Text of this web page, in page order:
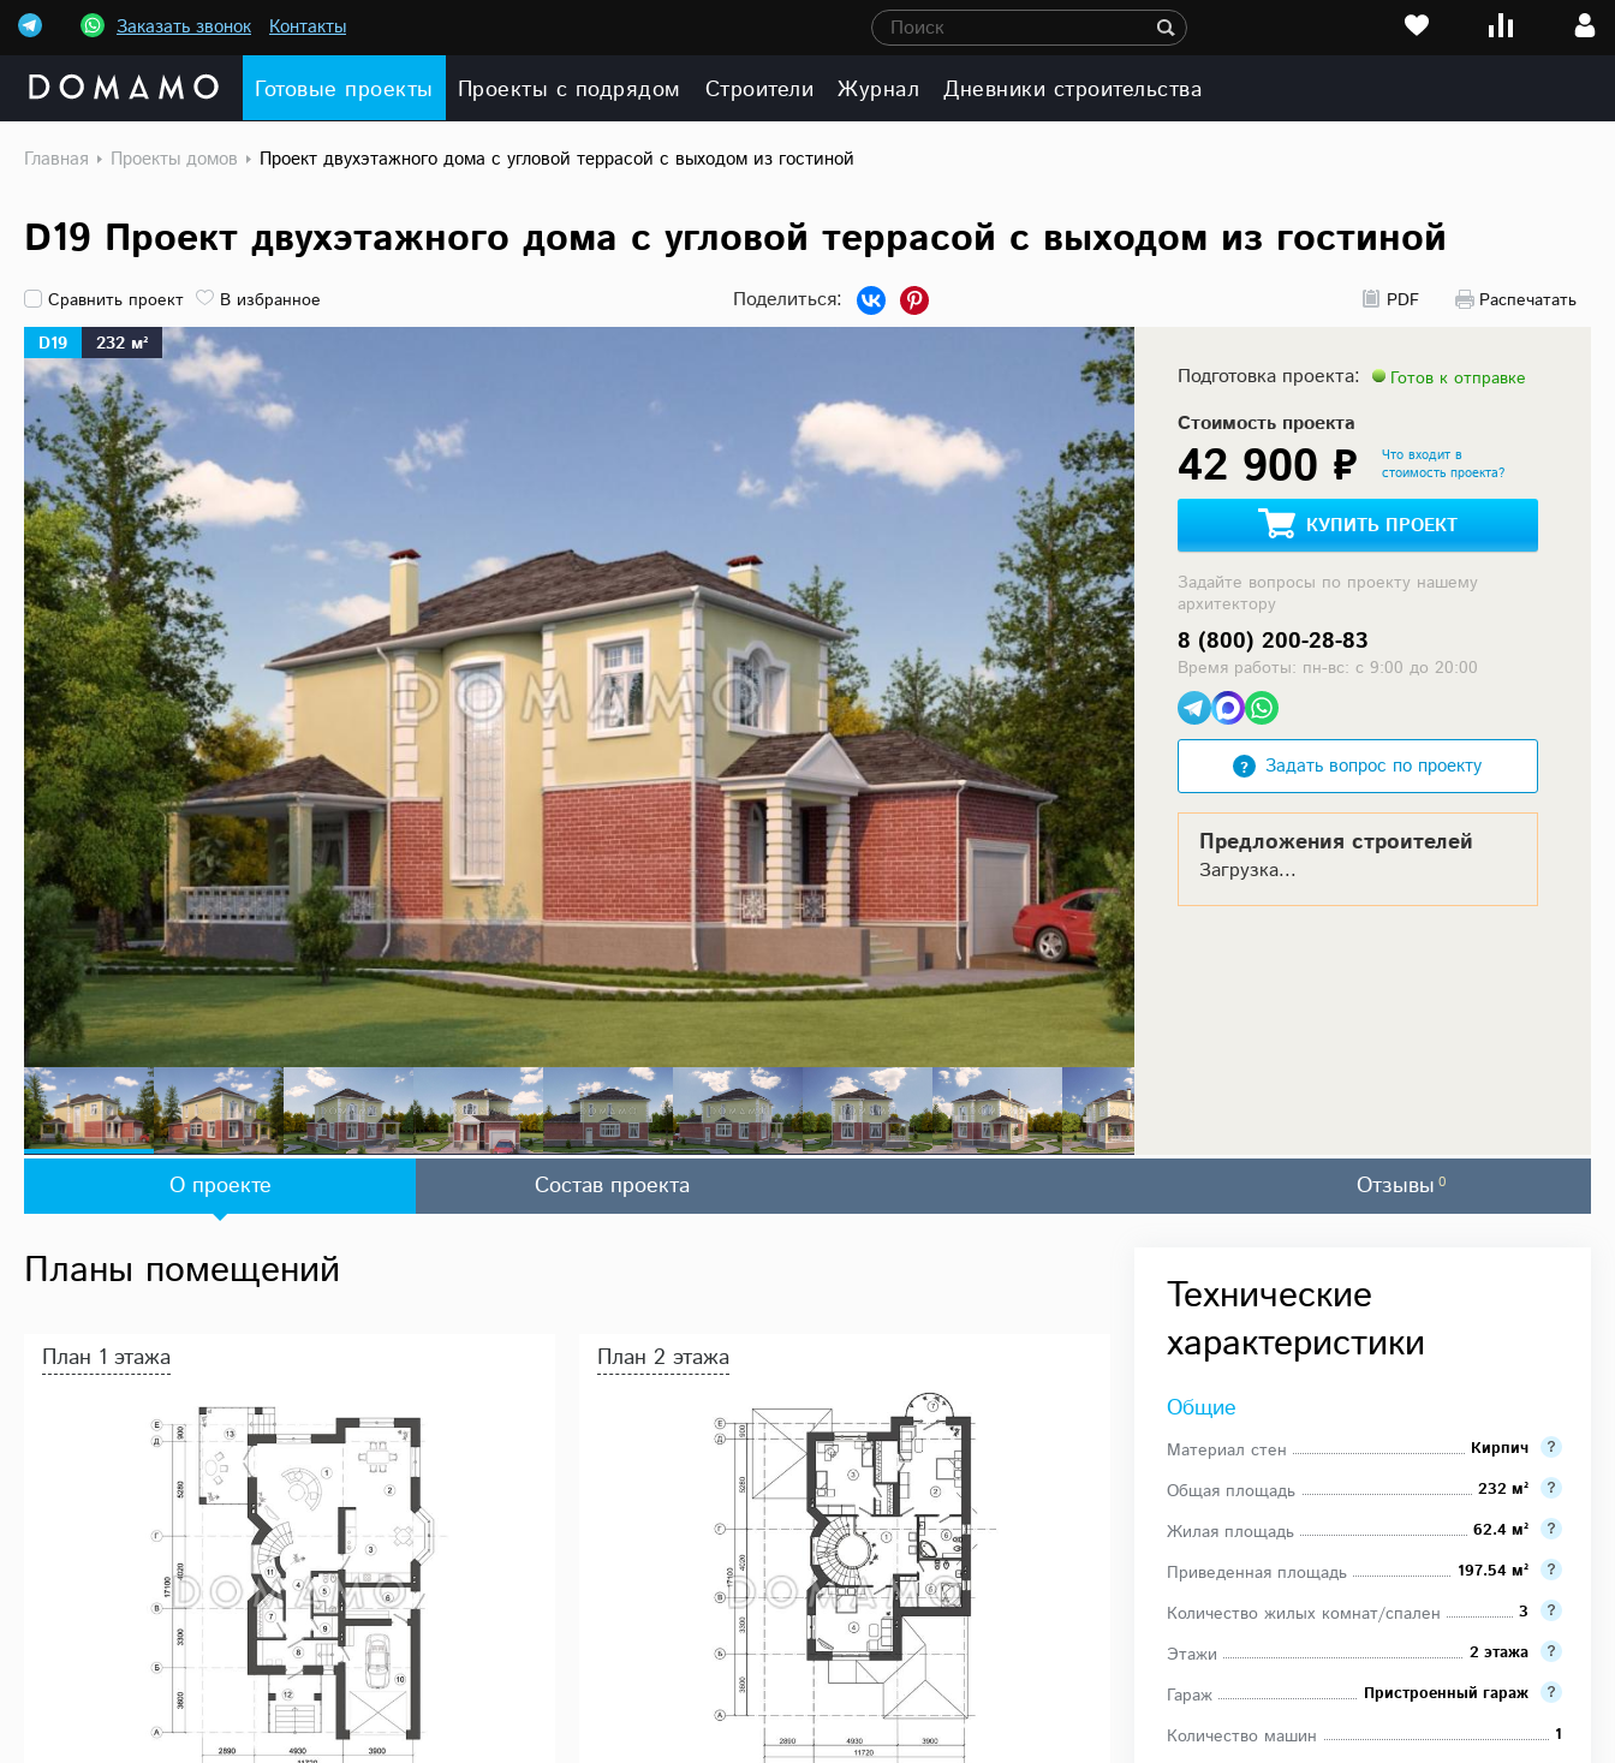
Заказать звонок Контакты Поиск
Готовые проекты Проекты с подрядом Строители Журнал Дневники строительства
Главная Проекты домов Проект двухэтажного дома с угловой террасой с выходом из гостиной
D19 Проект двухэтажного дома с угловой террасой с выходом из гостиной
Сравнить проект В избранное PDF
Распечатать
D19
232 м²
Подготовка проекта: Готов к отправке
Стоимость проекта
42 900 ₽
Что входит в
стоимость проекта?
КУПИТЬ ПРОЕКТ
Задайте вопросы по проекту нашему
архитектору
8 (800) 200-28-83
Время работы: пн-вс: с 9:00 до 20:00
Задать вопрос по проекту
Предложения строителей
Загрузка...
О проекте Состав проекта Отзывы 0
Технические
характеристики
Общие
Материал стен Кирпич
Общая площадь 232 м²
Жилая площадь 62.4 м²
Приведенная площадь 197.54 м²
Количество жилых комнат/спален 3
Этажи 2 этажа
Гараж Пристроенный гараж
Количество машин 1
Планы помещений
План 1 этажа План 2 этажа